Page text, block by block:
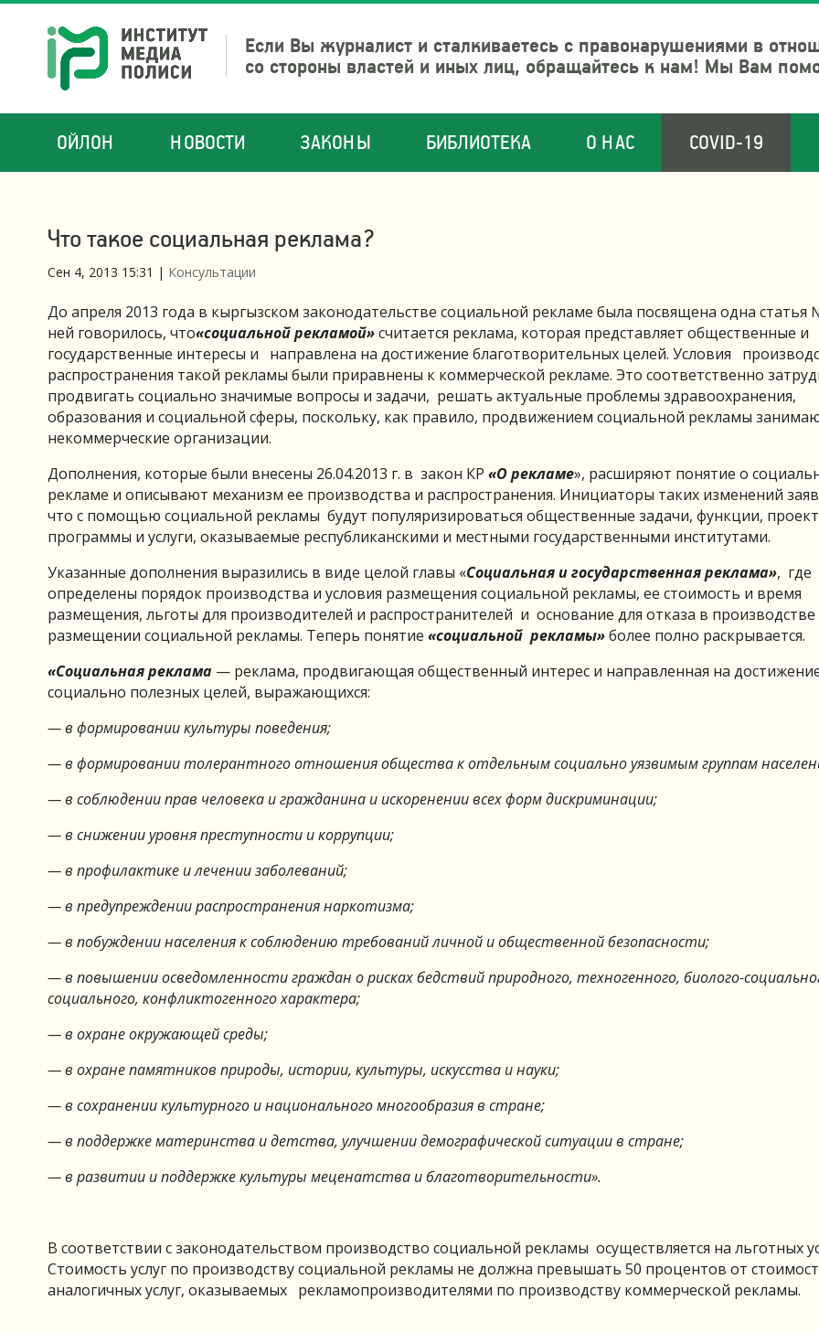
Если Вы журналист и сталкиваетесь с правонарушениями в
со стороны властей и иных лиц, обращайтесь к нам! Мы Вам
ОЙЛОН НОВОСТИ ЗАКОНЫ БИБЛИОТЕКА О НАС COVID-19
Что такое социальная реклама?
Сен 4, 2013 15:31 | Консультации
До апреля 2013 года в кыргызском законодательстве социальной рекламе была посвящена одна статья
ней говорилось, что«социальной рекламой»считается реклама, которая представляет общественные и
государственные интересы и направлена на достижение благотворительных целей. Условия
распространения такой рекламы были приравнены к коммерческой рекламе. Это соответственно
продвигать социально значимые вопросы и задачи, решать актуальные проблемы здравоохранения,
образования и социальной сферы, поскольку, как правило, продвижением социальной рекламы
некоммерческие организации.
Дополнения, которые были внесены 26.04.2013 г. в закон КР «О рекламе», расширяют понятие о
рекламе и описывают механизм ее производства и распространения. Инициаторы таких изменений
что с помощью социальной рекламы будут популяризироваться общественные задачи, функции,
программы и услуги, оказываемые республиканскими и местными государственными институтами.
Указанные дополнения выразились в виде целой главы «Социальная и государственная реклама», где
определены порядок производства и условия размещения социальной рекламы, ее стоимость и время
размещения, льготы для производителей и распространителей и основание для отказа в производстве
размещении социальной рекламы. Теперь понятие «социальной рекламы»более полно раскрывается.
«Социальная реклама — реклама, продвигающая общественный интерес и направленная на
социально полезных целей, выражающихся:
— в формировании культуры поведения;
— в формировании толерантного отношения общества к отдельным социально уязвимым группам
— в соблюдении прав человека и гражданина и искоренении всех формдискриминации;
— в снижении уровня преступности и коррупции;
— в профилактике и лечении заболеваний;
— в предупреждении распространения наркотизма;
— в побуждении населения к соблюдению требований личной и общественной безопасности;
— в повышении осведомленности граждан о рисках бедствий природного, техногенного, биолого-
социального, конфликтогенного характера;
— в охране окружающей среды;
— в охране памятников природы, истории, культуры, искусства и науки;
— в сохранении культурного и национального многообразия в стране;
— в поддержке материнства и детства, улучшении демографической ситуации в стране;
— в развитии и поддержке культуры меценатства и благотворительности».
В соответствии с законодательством производство социальной рекламы осуществляется на льготных
Стоимость услуг по производству социальной рекламы не должна превышать 50 процентов от
аналогичных услуг, оказываемых рекламопроизводителями по производству коммерческой рекламы.